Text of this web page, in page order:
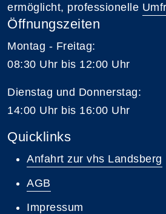
ermöglicht, professionelle
Öffnungszeiten
Montag - Freitag:
08:30 Uhr bis 12:00 Uhr
Dienstag und Donnerstag:
14:00 Uhr bis 16:00 Uhr
Quicklinks
Anfahrt zur vhs Landsberg
AGB
Impressum